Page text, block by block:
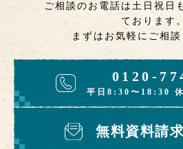
ご相談のお電話は土日祝日
ております。
まずはお気軽にご相談
0120-
平日8:30〜18:30
無料資料請